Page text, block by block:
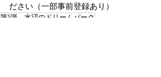
ださい（一部事前登録あり）
第1弾 水辺のドリームパーク